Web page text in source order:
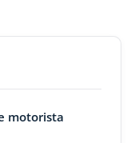
motorista